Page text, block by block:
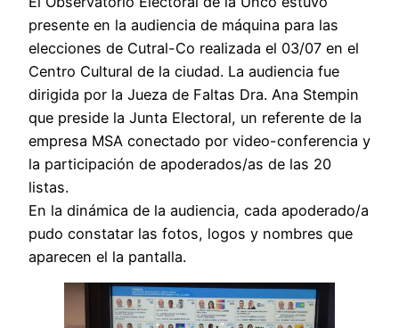
presente en la audiencia de máquina para las
elecciones de Cutral-Co realizada el 03/07 en el
Centro Cultural de la ciudad. La audiencia fue
dirigida por la Jueza de Faltas Dra. Ana Stempin
que preside la Junta Electoral, un referente de la
empresa MSA conectado por video-conferencia y
la participación de apoderados/as de las 20
listas.
En la dinámica de la audiencia, cada apoderado/a
pudo constatar las fotos, logos y nombres que
aparecen el la pantalla.